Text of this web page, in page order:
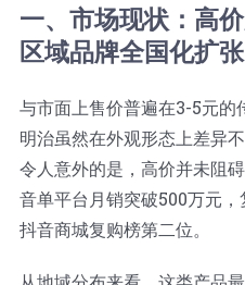
蛋糕切片机
三角蛋糕切割机
块状奶酪切片
条状奶酪切片
挤出奶酪切片
披萨切割机
三明治切割机
寿司切割机
面团
常温面团切割
冷冻面团切割
糕点/糖果
牛轧糖切割
宠物食品
人才招聘
联系我们
一、市场现状：高
区域品牌全国化扩张
与市面上售价普遍在3-5元的
明治虽然在外观形态上差异
令人意外的是，高价并未阻
音单平台月销突破500万元
抖音商城复购榜第二位。